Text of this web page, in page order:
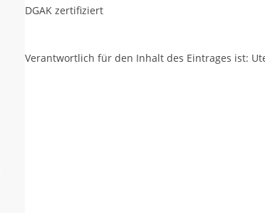
DGAK zertifiziert
Verantwortlich für den Inhalt des Eintrages ist: